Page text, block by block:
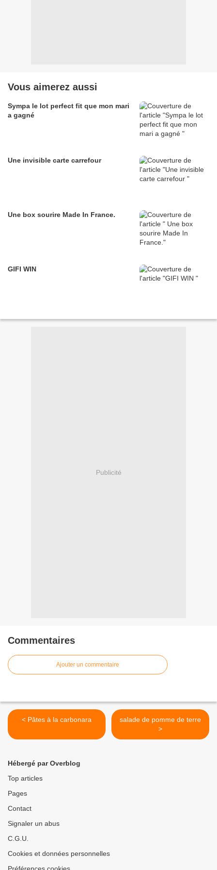
Vous aimerez aussi
Sympa le lot perfect fit que mon mari
a gagné
Une invisible carte carrefour
Une box sourire Made In France.
GIFI WIN
Publicité
Commentaires
Ajouter un commentaire
< Pâtes à la carbonara
salade de pomme de terre
>
Hébergé par Overblog
Top articles
Pages
Contact
Signaler un abus
C.G.U.
Cookies et données personnelles